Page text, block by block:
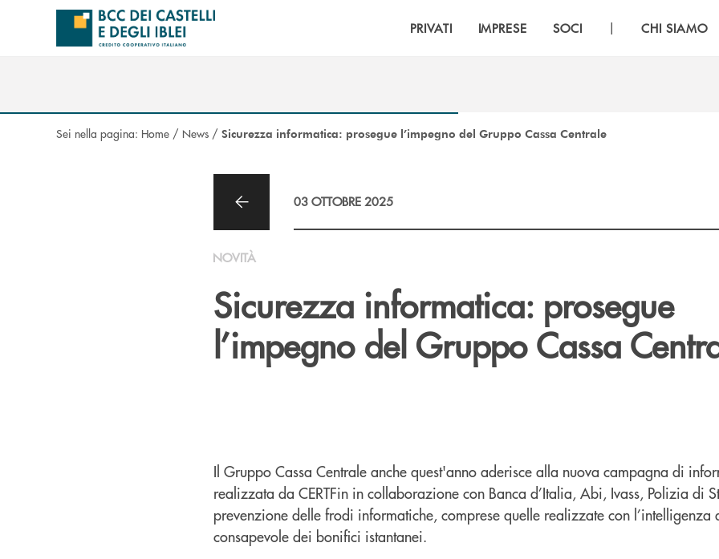
Salta al contenuto principale
PRIVATI IMPRESE SOCI | CHI SIAMO
Sei nella pagina: Home / News / Sicurezza informatica: prosegue l’impegno del Gruppo Cassa Centrale
03 OTTOBRE 2025
NOVITÀ
Sicurezza informatica: prosegue
l’impegno del Gruppo Cassa
Il Gruppo Cassa Centrale anche quest'anno aderisce alla nuova campagna di
realizzata da CERTFin in collaborazione con Banca d’Italia, Abi, Ivass, Polizia di
prevenzione delle frodi informatiche, comprese quelle realizzate con l’intelligenza
consapevole dei bonifici istantanei.